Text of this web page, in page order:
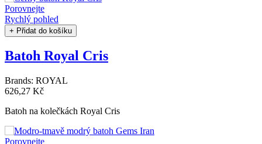
Porovnejte
Rychlý pohled
+ Přidat do košíku
Batoh Royal Cris
Brands: ROYAL
626,27 Kč
Batoh na kolečkách Royal Cris
Porovnejte